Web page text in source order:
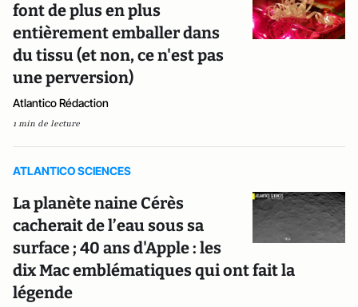
font de plus en plus
entièrement emballer dans
du tissu (et non, ce n'est pas
une perversion)
Atlantico Rédaction
1 min de lecture
ATLANTICO SCIENCES
La planète naine Cérès
cacherait de l’eau sous sa
surface ; 40 ans d'Apple : les
dix Mac emblématiques qui ont fait la
légende